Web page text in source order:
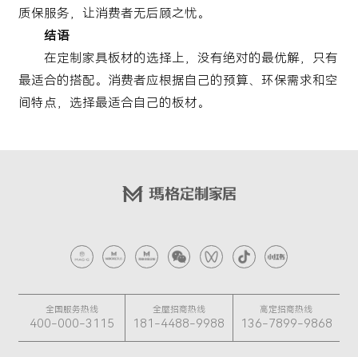
质保服务，让消费者无后顾之忧。
结语
在定制家具板材的选择上，没有绝对的最优解，只有
最适合的搭配。消费者应根据自己的预算、环保需求和空
间特点，选择最适合自己的板材。
全国服务热线
400-000-3115
全屋招商热线
181-4488-9988
高定招商热线
136-7899-9868